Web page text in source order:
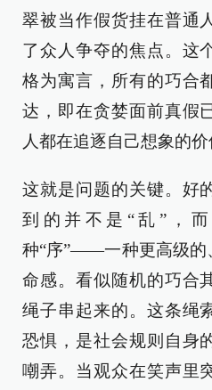
翠被当作假货挂在普通
了众人争夺的焦点。这
格为寓言，所有的巧合
达，即在贪婪面前真假
人都在追逐自己想象的价
这就是问题的关键。好
到的并不是“乱”，
种“序”——一种更高级的
命感。看似随机的巧合
绳子串起来的。这条绳
恐惧，是社会规则自身
嘲弄。当观众在笑声里